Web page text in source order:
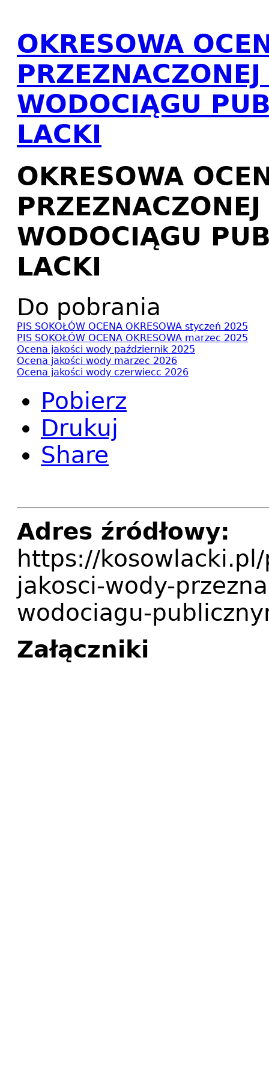
OKRESOWA
WODOCIĄGU
LACKI
OKRESOWA
WODOCIĄGU
LACKI
Do pobrania
PIS SOKOŁÓW OCENA OKRESOWA styczeń 2025
PIS SOKOŁÓW OCENA OKRESOWA marzec 2025
Ocena jakości wody październik 2025
Ocena jakości wody marzec 2026
Ocena jakości wody czerwiecc 2026
Pobierz
Drukuj
Share
Adres źródłowy:
https://
jakosci-wody-
wodociagu-
Załączniki